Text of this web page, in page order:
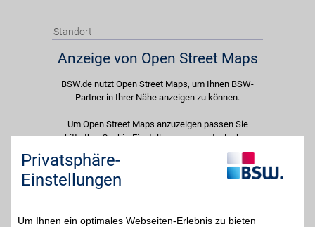
Standort
Anzeige von Open Street Maps
BSW.de nutzt Open Street Maps, um Ihnen BSW-
Partner in Ihrer Nähe anzeigen zu können.
Um Open Street Maps anzuzeigen passen Sie
bitte Ihre Cookie-Einstellungen an und erlauben
Sie "Externe Inhalte". Diese Auswahl können Sie
jederzeit über die Cookie-Einstellungen im
unteren Seitenbereich ändern.
Privatsphäre-
Einstellungen
Um Ihnen ein optimales Webseiten-Erlebnis zu bieten